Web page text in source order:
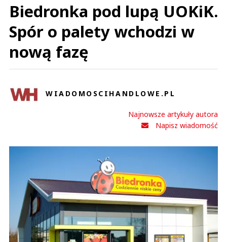
Biedronka pod lupą UOKiK.
Spór o palety wchodzi w
nową fazę
WIADOMOSCIHANDLOWE.PL
Najnowsze artykuły autora
Napisz wiadomość